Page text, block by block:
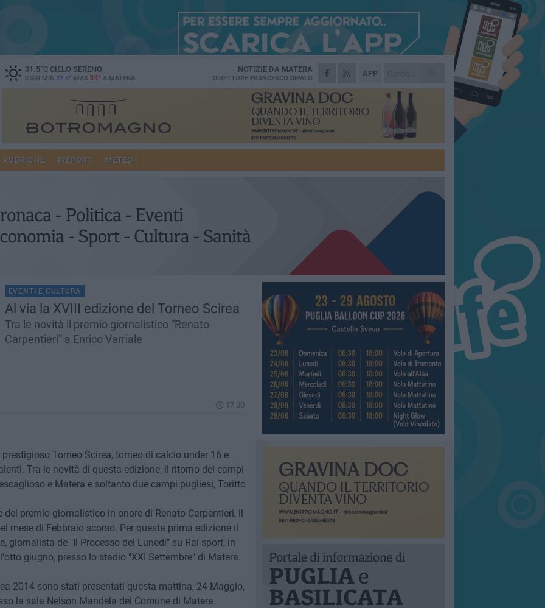
31.5°CCIELO SERENO
OGGI MIN 22.5° MAX 34° A MATERA
APP
NOTIZIE DA MATERA
DIRETTORE FRANCESCO DIPALO
RUBRICHE IREPORT METEO
EVENTI E CULTURA
Al via la XVIII edizione del Torneo Scirea
Tra le novità il premio giornalistico “Renato
Carpentieri” a Enrico Varriale
17.00
Torneo Scirea, torneo di calcio under 16 e
Tra le novità di questa edizione, il ritorno dei campi
e Matera e soltanto due campi pugliesi, Toritto
premio giornalistico in onore di Renato Carpentieri, il
mese di Febbraio scorso. Per questa prima edizione il
giornalista de "Il Processo del Lunedi" su Rai sport, in
giugno, presso lo stadio "XXI Settembre" di Matera.
2014 sono stati presentati questa mattina, 24 Maggio,
la sala Nelson Mandela del Comune di Matera.